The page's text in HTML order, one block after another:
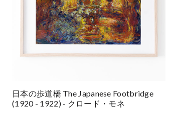
日本の歩道橋 The Japanese Footbridge
(1920 - 1922) - クロード・モネ